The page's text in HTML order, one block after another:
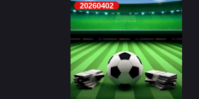
20260402